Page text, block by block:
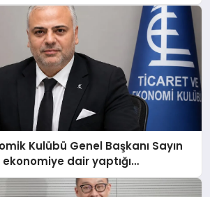
Kulübü Genel Başkanı Sayın
dair yaptığı
kaydetti: